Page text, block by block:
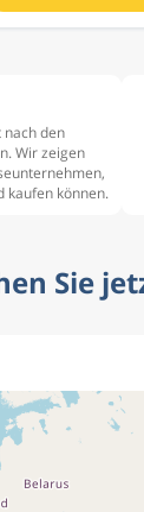
den
Wir zeigen
kaufen können.
Sie